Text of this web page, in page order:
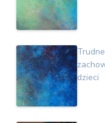
dzieci